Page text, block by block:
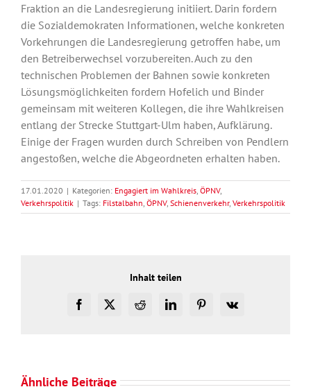
Fraktion an die Landesregierung initiiert. Darin fordern
die Sozialdemokraten Informationen, welche konkreten
Vorkehrungen die Landesregierung getroffen habe, um
den Betreiberwechsel vorzubereiten. Auch zu den
technischen Problemen der Bahnen sowie konkreten
Lösungsmöglichkeiten fordern Hofelich und Binder
gemeinsam mit weiteren Kollegen, die ihre Wahlkreisen
entlang der Strecke Stuttgart-Ulm haben, Aufklärung.
Einige der Fragen wurden durch Schreiben von Pendlern
angestoßen, welche die Abgeordneten erhalten haben.
17.01.2020 | Kategorien: Engagiert im Wahlkreis, ÖPNV,
Verkehrspolitik | Tags: Filstalbahn, ÖPNV, Schienenverkehr, Verkehrspolitik
Inhalt teilen
Facebook
X RedditLinkedInPinterest
Vk
Ähnliche Beiträge